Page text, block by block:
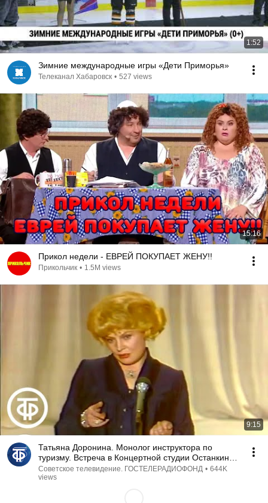
1:52
Зимние международные игры «Дети Приморья»
Телеканал Хабаровск • 527 views
15:16
Прикол недели - ЕВРЕЙ ПОКУПАЕТ ЖЕНУ!!
Прикольчик • 1.5M views
9:15
Татьяна Доронина. Монолог инструктора по
туризму. Встреча в Концертной студии Останкино
(1982)
Советское телевидение. ГОСТЕЛЕРАДИОФОНД • 644K
views